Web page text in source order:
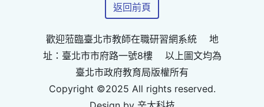
返回前頁
歡迎蒞臨臺北市教師在職研習網系統 地
址：臺北市市府路一號8樓 以上圖文均為
臺北市政府教育局版權所有
Copyright ©2025 All rights reserved.